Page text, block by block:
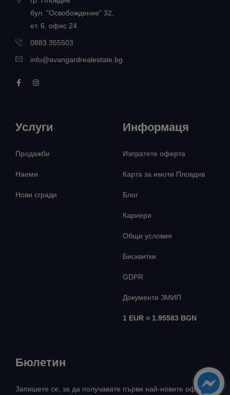
бул. "Освобождение" 32,
ет. 6, офис 24
0883 355503
info@avangardrealestate.bg
Услуги
Продажби
Наеми
Нови сгради
Информаця
Изпратете оферта
Карта за имоти Пловдив
Блог
Кариери
Общи условия
Бисквитки
GDPR
Документи ЗМИП
1 EUR = 1.95583 BGN
Бюлетин
Запишете се, за да получавате първи най-новите оферти